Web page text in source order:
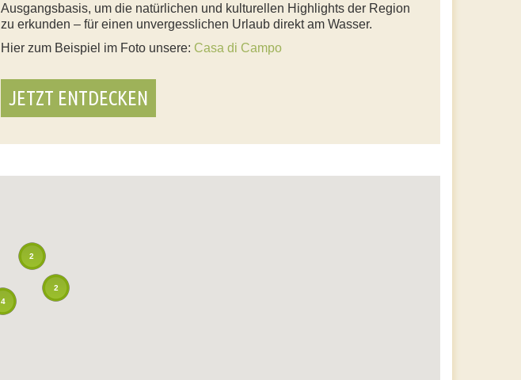
Ausgangsbasis, um die natürlichen und kulturellen Highlights der Region
zu erkunden – für einen unvergesslichen Urlaub direkt am Wasser.
Hier zum Beispiel im Foto unsere: Casa di Campo
JETZT ENTDECKEN
4
2
2